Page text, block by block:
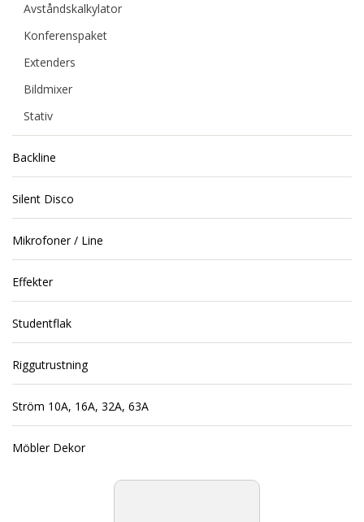
Avståndskalkylator
Konferenspaket
Extenders
Bildmixer
Stativ
Backline
Silent Disco
Mikrofoner / Line
Effekter
Studentflak
Riggutrustning
Ström 10A, 16A, 32A, 63A
Möbler Dekor